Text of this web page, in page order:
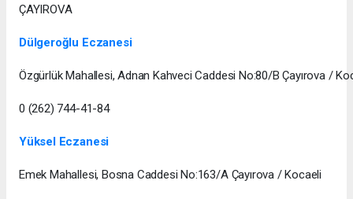
ÇAYIROVA
Dülgeroğlu Eczanesi
Özgürlük Mahallesi, Adnan Kahveci Caddesi No:80/B Çayırova /
0 (262) 744-41-84
Yüksel Eczanesi
Emek Mahallesi, Bosna Caddesi No:163/A Çayırova / Kocaeli